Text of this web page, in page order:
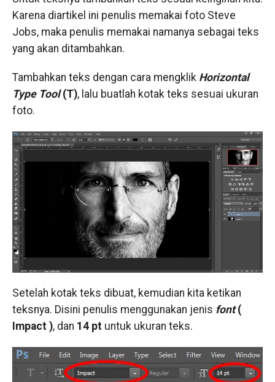
Karena diartikel ini penulis memakai foto Steve
Jobs, maka penulis memakai namanya sebagai teks
yang akan ditambahkan.
Tambahkan teks dengan cara mengklik Horizontal
Type Tool(T), lalu buatlah kotak teks sesuai ukuran
foto.
Setelah kotak teks dibuat, kemudian kita ketikan
teksnya. Disini penulis menggunakan jenis font(
Impact ), dan 14 ptuntuk ukuran teks.